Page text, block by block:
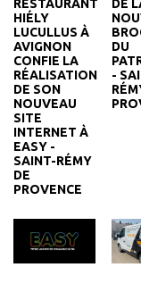
RESTAURANT
HIÉLY
LUCULLUS À
AVIGNON
CONFIE LA
RÉALISATION
DE SON
NOUVEAU
SITE
INTERNET À
EASY -
SAINT-RÉMY
DE
PROVENCE
DE
DU
-